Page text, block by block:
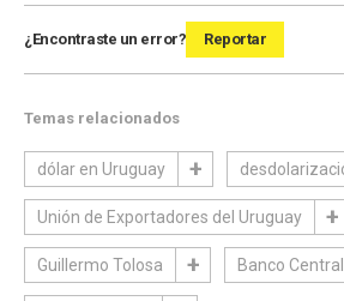
¿Encontraste un error? Reportar
Temas relacionados
dólar en Uruguay
Unión de Exportadores del Uruguay
Guillermo Tolosa Banco